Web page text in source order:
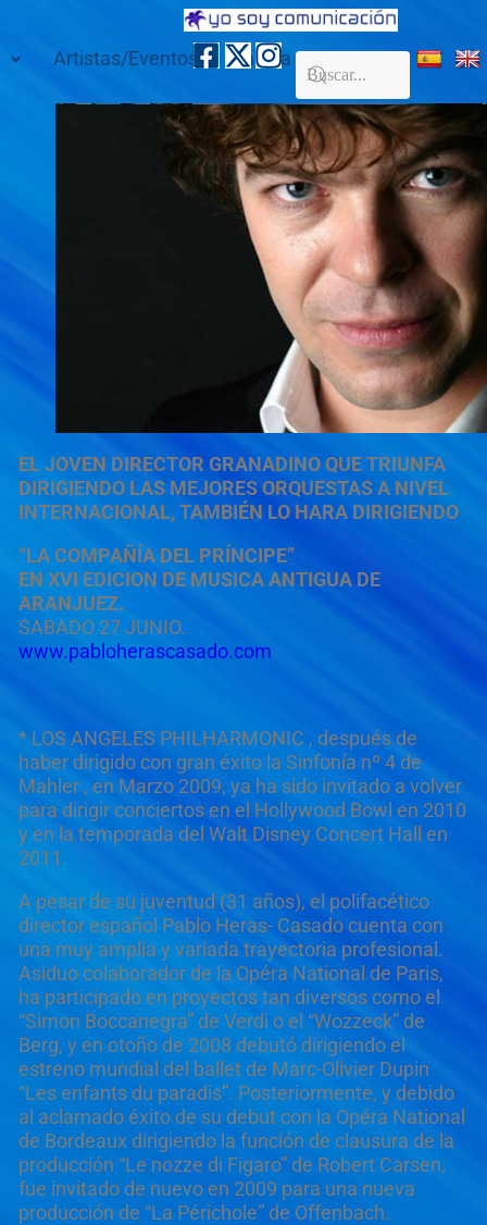
Artistas/Eventos Galería Contacto
EL JOVEN DIRECTOR GRANADINO QUE TRIUNFA
DIRIGIENDO LAS MEJORES ORQUESTAS A NIVEL
INTERNACIONAL, TAMBIÉN LO HARA DIRIGIENDO
“LA COMPAÑÍA DEL PRÍNCIPE”
EN XVI EDICION DE MUSICA ANTIGUA DE
ARANJUEZ.
SABADO 27 JUNIO.
www.pabloherascasado.com
* LOS ANGELES PHILHARMONIC , después de
haber dirigido con gran éxito la Sinfonía nº 4 de
Mahler , en Marzo 2009, ya ha sido invitado a volver
para dirigir conciertos en el Hollywood Bowl en 2010
y en la temporada del Walt Disney Concert Hall en
2011.
A pesar de su juventud (31 años), el polifacético
director español Pablo Heras- Casado cuenta con
una muy amplia y variada trayectoria profesional.
Asiduo colaborador de la Opéra National de Paris,
ha participado en proyectos tan diversos como el
“Simon Boccanegra” de Verdi o el “Wozzeck” de
Berg, y en otoño de 2008 debutó dirigiendo el
estreno mundial del ballet de Marc-Olivier Dupin
“Les enfants du paradis”. Posteriormente, y debido
al aclamado éxito de su debut con la Opéra National
de Bordeaux dirigiendo la función de clausura de la
producción “Le nozze di Figaro” de Robert Carsen,
fue invitado de nuevo en 2009 para una nueva
producción de “La Périchole” de Offenbach.